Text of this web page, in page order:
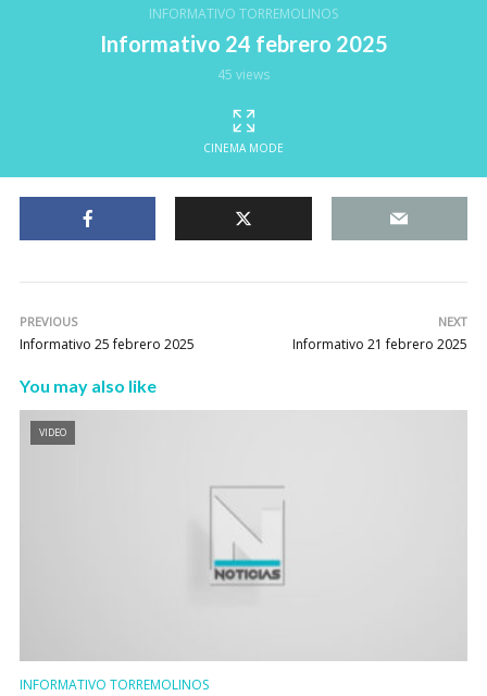
INFORMATIVO TORREMOLINOS
Informativo 24 febrero 2025
45 views
CINEMA MODE
PREVIOUS
Informativo 25 febrero 2025
NEXT
Informativo 21 febrero 2025
You may also like
VIDEO
INFORMATIVO TORREMOLINOS